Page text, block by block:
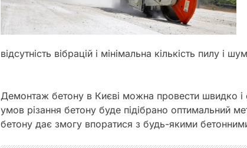
відсутність вібрацій і мінімальна кількість пилу і
Демонтаж бетону в Києві можна провести швидко і
умов різання бетону буде підібрано оптимальний
бетону дає змогу впоратися з будь-якими